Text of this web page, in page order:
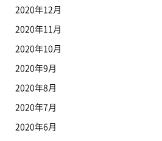
2020年12月
2020年11月
2020年10月
2020年9月
2020年8月
2020年7月
2020年6月